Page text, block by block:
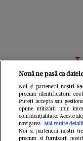
Nouă ne pasă ca
Noi și partenerii noștri
precum identificatorii
Puteți accepta sau
opune utilizării unui
confidențialitate. Aceste
navigarea. Mai multe
Noi si partenerii nostri
precum si furnizorii